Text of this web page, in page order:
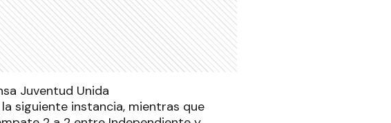
Juventud Unida
siguiente instancia, mientras que